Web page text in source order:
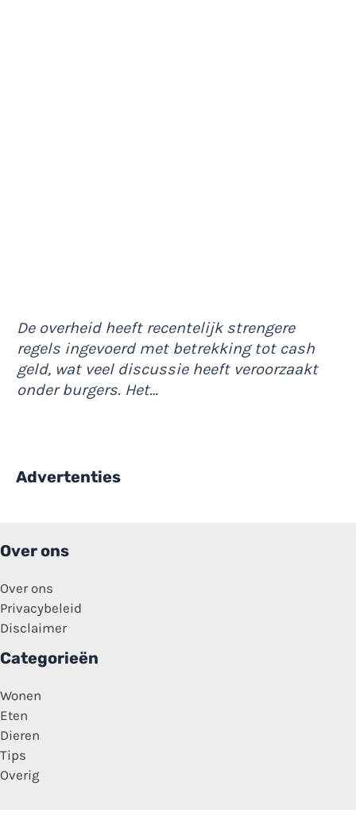
De overheid heeft recentelijk strengere
regels ingevoerd met betrekking tot cash
geld, wat veel discussie heeft veroorzaakt
onder burgers. Het…
Advertenties
Over ons
Over ons
Privacybeleid
Disclaimer
Categorieën
Wonen
Eten
Dieren
Tips
Overig